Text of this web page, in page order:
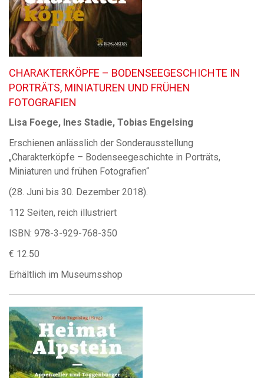
CHARAKTERKÖPFE – BODENSEEGESCHICHTE IN
PORTRÄTS, MINIATUREN UND FRÜHEN
FOTOGRAFIEN
Lisa Foege, Ines Stadie, Tobias Engelsing
Erschienen anlässlich der Sonderausstellung
„Charakterköpfe – Bodenseegeschichte in Porträts,
Miniaturen und frühen Fotografien“
(28. Juni bis 30. Dezember 2018).
112 Seiten, reich illustriert
ISBN: 978-3-929-768-350
€ 12.50
Erhältlich im Museumsshop